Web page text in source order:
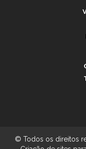
© Todos os direitos